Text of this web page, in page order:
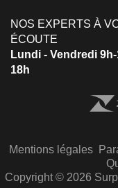
NOS EXPERTS À
ÉCOUTE
Lundi - Vendredi
18h
Mentions légales
Copyright © 2026